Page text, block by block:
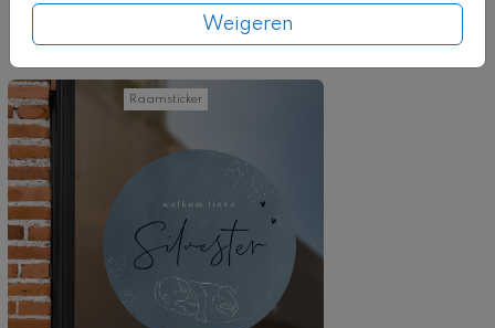
Weigeren
Nog meer in deze stijl
Raamsticker